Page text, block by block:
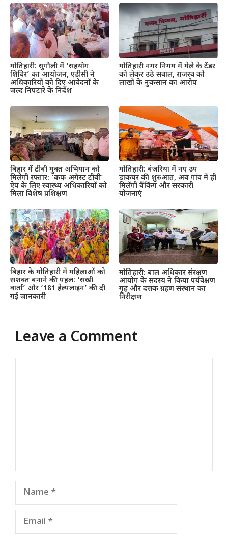
मोतिहारी: सुगौली में ‘सहयोग
शिविर’ का आयोजन, एडीसी ने
अधिकारियों को दिए आवेदनों के
जल्द निपटारे के निर्देश
मोतिहारी नगर निगम में मेले के टेंडर
को लेकर उठे सवाल, राजस्व को
लाखों के नुकसान का आरोप
बिहार में टीबी मुक्त अभियान को
मिलेगी रफ्तार: ‘कफ अगेंस्ट टीबी’
ऐप के लिए स्वास्थ्य अधिकारियों को
मिला विशेष प्रशिक्षण
मोतिहारी: बंजरिया में नए उप
डाकघर की शुरुआत, अब गांव में ही
मिलेंगी बैंकिंग और सरकारी
योजनाएं
बिहार के मोतिहारी में महिलाओं को
सशक्त बनाने की पहल: ‘सखी
वार्ता’ और ‘181 हेल्पलाइन’ की दी
गई जानकारी
मोतिहारी: बाल अधिकार संरक्षण
आयोग के सदस्य ने किया पर्यवेक्षण
गृह और दत्तक ग्रहण संस्थान का
निरीक्षण
Leave a Comment
Name
Email